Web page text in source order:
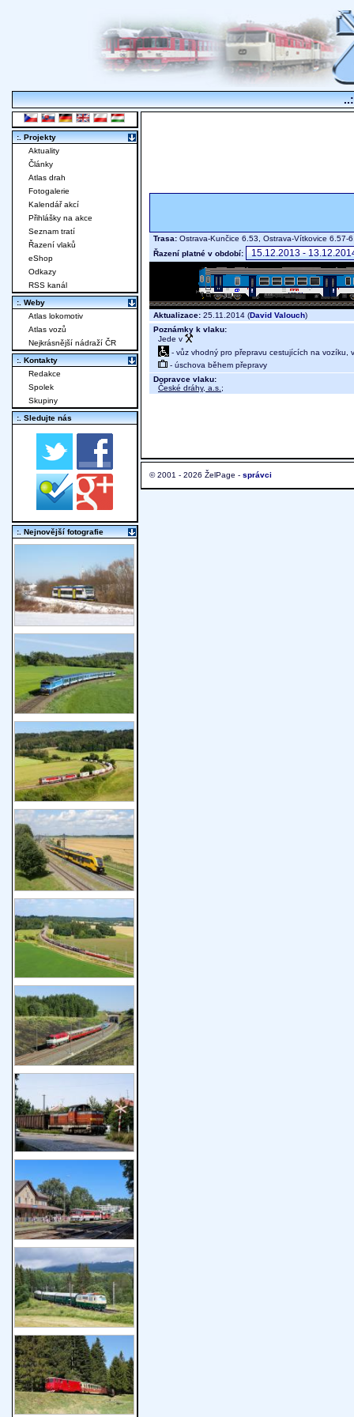
Trasa: Ostrava-Kunčice 6.53, Ostrava-Vítkovice
Řazení platné v období:
Aktualizace: 25.11.2014 (David Valouch)
Poznámky k vlaku:
Jede v
- vůz vhodný pro přepravu cestujících na vozíku,
- úschova během přepravy
Dopravce vlaku:
České dráhy, a.s. ;
© 2001 - 2026 ŽelPage - správci
:. Projekty
Aktuality
Články
Atlas drah
Fotogalerie
Kalendář akcí
Přihlášky na akce
Seznam tratí
Řazení vlaků
eShop
Odkazy
RSS kanál
:. Weby
Atlas lokomotiv
Atlas vozů
Nejkrásnější nádraží ČR
:. Kontakty
Redakce
Spolek
Skupiny
:. Sledujte nás
:. Nejnovější fotografie